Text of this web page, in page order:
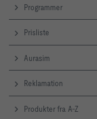
Programmer
Prisliste
Aurasim
Reklamation
Produkter fra A-Z